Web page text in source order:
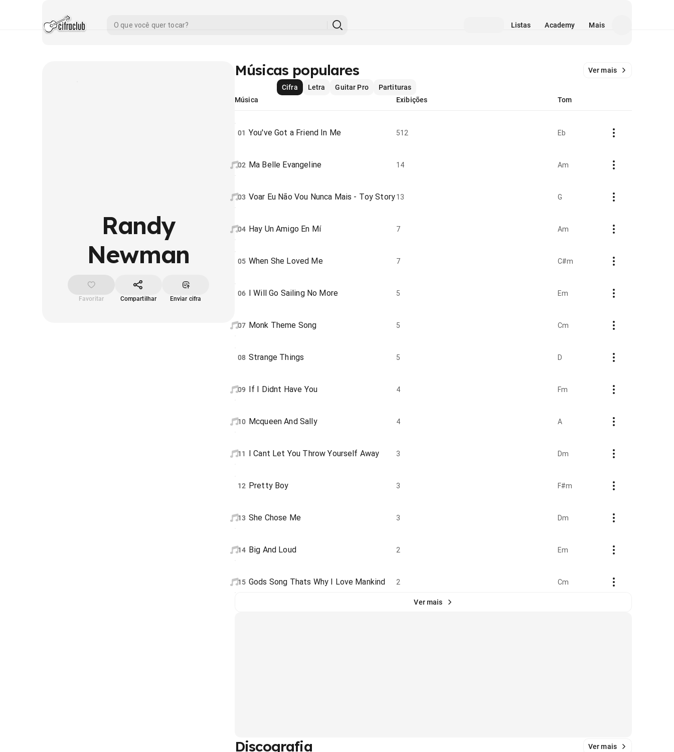
Listas Academy Mais
Randy
Newman
Favoritar Compartilhar Enviar cifra
Músicas populares Ver mais
Cifra Letra Guitar Pro
Partituras
Música
Exibições Tom
01 You've Got a Friend In Me 512 Eb
02 Ma Belle Evangeline 14 Am
03 Voar Eu Não Vou Nunca Mais - Toy Story13 G
04 Hay Un Amigo En Mí 7 Am
05 When She Loved Me 7 C#m
06 I Will Go Sailing No More 5 Em
07 Monk Theme Song 5 Cm
08 Strange Things 5 D
09 If I Didnt Have You 4 Fm
10 Mcqueen And Sally 4 A
11 I Cant Let You Throw Yourself Away 3 Dm
12 Pretty Boy 3 F#m
13 She Chose Me 3 Dm
14 Big And Loud 2 Em
15 Gods Song Thats Why I Love Mankind 2 Cm
Ver mais
Discografia Ver mais